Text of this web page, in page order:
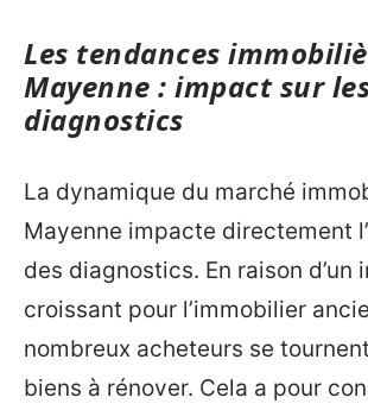
Les tendances
Mayenne : impact sur
diagnostics
La dynamique du marché
Mayenne impacte directement
des diagnostics. En raison d’un
croissant pour l’immobilier
nombreux acheteurs se
biens à rénover. Cela a pour